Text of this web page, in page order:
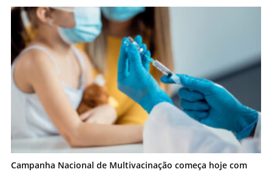
Campanha Nacional de Multivacinação começa hoje com